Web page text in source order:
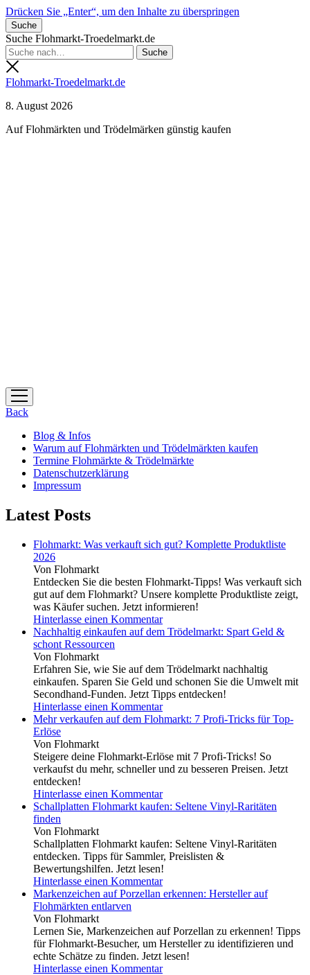
Drücken Sie „Enter“, um den Inhalte zu überspringen
Suche
Suche Flohmarkt-Troedelmarkt.de
Flohmarkt-Troedelmarkt.de
8. August 2026
Auf Flohmärkten und Trödelmärken günstig kaufen
Menü
öffnen
Back
Blog & Infos
Warum auf Flohmärkten und Trödelmärkten kaufen
Termine Flohmärkte & Trödelmärkte
Datenschutzerklärung
Impressum
Latest Posts
Flohmarkt: Was verkauft sich gut? Komplette Produktliste
2026
Von Flohmarkt
Entdecken Sie die besten Flohmarkt-Tipps! Was verkauft sich
gut auf dem Flohmarkt? Unsere komplette Produktliste zeigt,
was Käufer suchen. Jetzt informieren!
Hinterlasse einen Kommentar
Nachhaltig einkaufen auf dem Trödelmarkt: Spart Geld &
schont Ressourcen
Von Flohmarkt
Erfahren Sie, wie Sie auf dem Trödelmarkt nachhaltig
einkaufen. Sparen Sie Geld und schonen Sie die Umwelt mit
Secondhand-Funden. Jetzt Tipps entdecken!
Hinterlasse einen Kommentar
Mehr verkaufen auf dem Flohmarkt: 7 Profi-Tricks für Top-
Erlöse
Von Flohmarkt
Steigere deine Flohmarkt-Erlöse mit 7 Profi-Tricks! So
verkaufst du mehr, schneller und zu besseren Preisen. Jetzt
entdecken!
Hinterlasse einen Kommentar
Schallplatten Flohmarkt kaufen: Seltene Vinyl-Raritäten
finden
Von Flohmarkt
Schallplatten Flohmarkt kaufen: Seltene Vinyl-Raritäten
entdecken. Tipps für Sammler, Preislisten &
Bewertungshilfen. Jetzt lesen!
Hinterlasse einen Kommentar
Markenzeichen auf Porzellan erkennen: Hersteller auf
Flohmärkten entlarven
Von Flohmarkt
Lernen Sie, Markenzeichen auf Porzellan zu erkennen! Tipps
für Flohmarkt-Besucher, um Hersteller zu identifizieren und
echte Schätze zu finden. Jetzt lesen!
Hinterlasse einen Kommentar